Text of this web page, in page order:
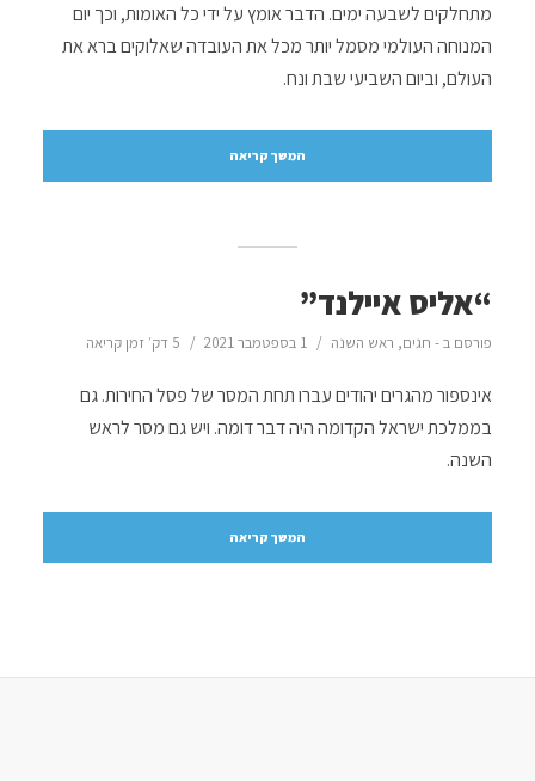
מתחלקים לשבעה ימים. הדבר אומץ על ידי כל האומות, וכך יום
המנוחה העולמי מסמל יותר מכל את העובדה שאלוקים ברא את
העולם, וביום השביעי שבת ונח.
המשך קריאה
“אליס איילנד”
פורסם ב - חגים, ראש השנה 1 בספטמבר 2021 5 דק׳ זמן קריאה
אינספור מהגרים יהודים עברו תחת המסר של פסל החירות. גם
בממלכת ישראל הקדומה היה דבר דומה. ויש גם מסר לראש
השנה.
המשך קריאה